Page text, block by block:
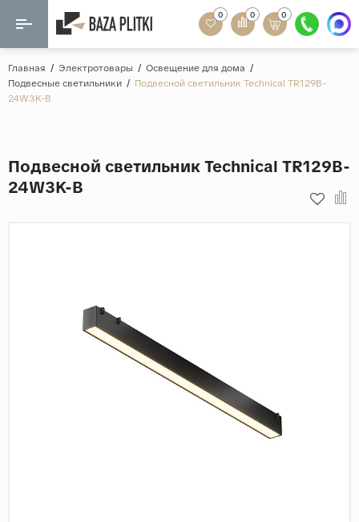
Назад
Керамогранит
20x120
Камень
Оникс
Мозаика
0 0 0
Главная / Электротовары / Освещение для дома /
Подвесные светильники / Подвесной светильник Technical TR129B-
24W3K-B
Подвесной светильник Technical TR129B-
24W3K-B